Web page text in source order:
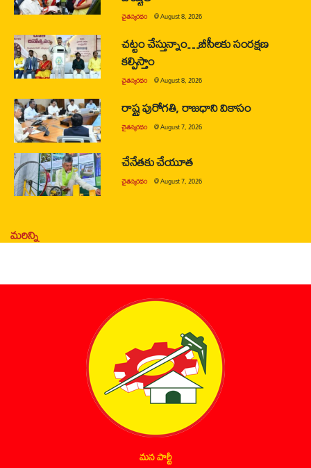
చైతన్యరధం @August 8, 2026
చట్టం చేస్తున్నాం…బీసీలకు సంరక్షణ
కల్పిస్తాం
చైతన్యరధం @August 8, 2026
రాష్ట్ర పురోగతి, రాజధాని వికాసం
చైతన్యరధం @August 7, 2026
చేనేతకు చేయూత
చైతన్యరధం @August 7, 2026
మరిన్ని
మన పార్టీ